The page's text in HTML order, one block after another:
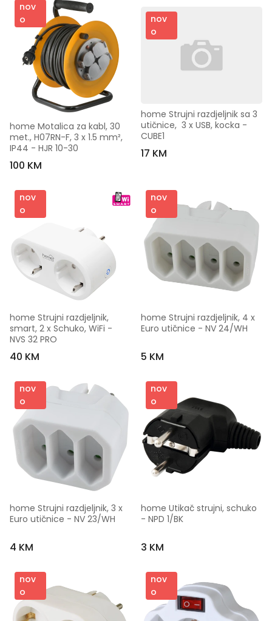
nov
o
home Motalica za kabl, 30
met., H07RN-F, 3 x 1.5 mm²,
IP44 - HJR 10-30
100 KM
nov
o
home Strujni razdjeljnik sa 3
utičnice,  3 x USB, kocka -
CUBE1
17 KM
nov
o
home Strujni razdjeljnik,
smart, 2 x Schuko, WiFi -
NVS 32 PRO
40 KM
nov
o
home Strujni razdjeljnik, 4 x
Euro utičnice - NV 24/WH
5 KM
nov
o
home Strujni razdjeljnik, 3 x
Euro utičnice - NV 23/WH
4 KM
nov
o
home Utikač strujni, schuko
- NPD 1/BK
3 KM
nov
o
nov
o